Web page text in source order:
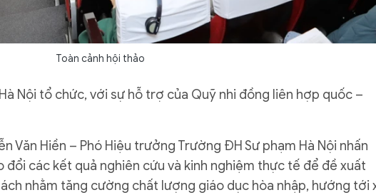
Toàn cảnh hội thảo
Nội tổ chức, với sự hỗ trợ của Quỹ nhi đồng liên hợp quốc –
Văn Hiền – Phó Hiệu trưởng Trường ĐH Sư phạm Hà Nội nhấn
đổi các kết quả nghiên cứu và kinh nghiệm thực tế để đề xuất
nhằm tăng cường chất lượng giáo dục hòa nhập, hướng tới